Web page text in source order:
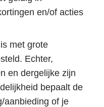
en/of acties
met grote
Echter,
en dergelijke zijn
bepaalt de
aanbieding of je